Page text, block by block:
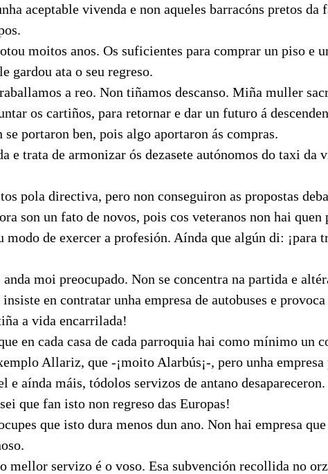
aceptable vivenda e non aqueles barracóns pretos da
moitos anos. Os suficientes para comprar un piso e
gardou ata o seu regreso.
a reo. Non tiñamos descanso. Miña muller
os cartiños, para retornar e dar un futuro á
se portaron ben, pois algo aportaron ás compras.
e trata de armonizar ós dezasete autónomos do taxi da
pola directiva, pero non conseguiron as propostas
son un fato de novos, pois cos veteranos non hai
modo de exercer a profesión. Aínda que algún di: ¡para
anda moi preocupado. Non se concentra na partida e
en contratar unha empresa de autobuses e
a vida encarrilada!
en cada casa de cada parroquia hai como mínimo un
Allariz, que -¡moito Alarbús¡-, pero unha
e aínda máis, tódolos servizos de antano desapareceron.
que fan isto non regreso das Europas!
que isto dura menos dun ano. Non hai empresa
mellor servizo é o voso. Esa subvención recollida no